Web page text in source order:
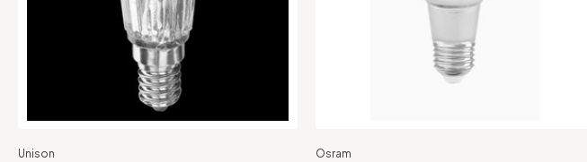
Unison Osram